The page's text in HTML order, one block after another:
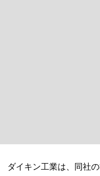
ダイキン工業は、同社